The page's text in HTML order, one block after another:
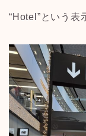
“Hotel”という表